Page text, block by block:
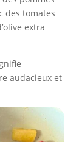
des tomates
extra
audacieux et